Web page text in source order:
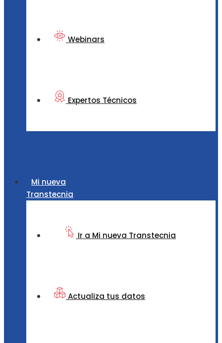
Webinars
Expertos Técnicos
Mi nueva
Transtecnia
Ir a Mi nueva Transtecnia
Actualiza tus datos